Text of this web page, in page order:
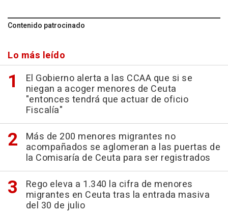
Contenido patrocinado
Lo más leído
El Gobierno alerta a las CCAA que si se
niegan a acoger menores de Ceuta
"entonces tendrá que actuar de oficio
Fiscalía"
Más de 200 menores migrantes no
acompañados se aglomeran a las puertas de
la Comisaría de Ceuta para ser registrados
Rego eleva a 1.340 la cifra de menores
migrantes en Ceuta tras la entrada masiva
del 30 de julio